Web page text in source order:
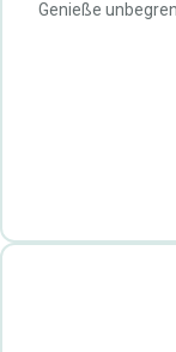
Genieße